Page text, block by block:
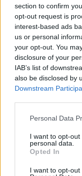
section to confirm
opt-out request is
interest-based ads
us or personal
your opt-out. You
disclosure of your
IAB’s list of
also be disclosed by
Downstream
Please note that this
not limited to your
grant or deny
use your data for
consent section.
Personal Data
I want to opt-
personal data.
Opted In
I want to opt-
#BALESET-BŰNÜGY
#EMLÉKEZÉS #